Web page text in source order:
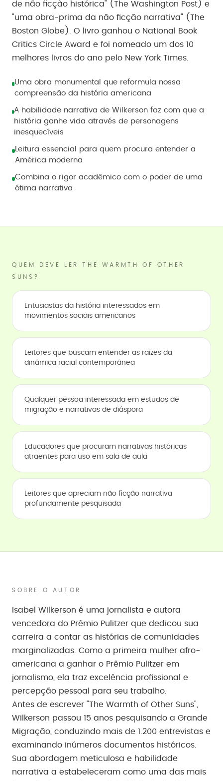
de não ficção histórica" (The Washington Post) e
"uma obra-prima da não ficção narrativa" (The
Boston Globe). O livro ganhou o National Book
Critics Circle Award e foi nomeado um dos 10
melhores livros do ano pelo New York Times.
Uma obra monumental que reformula nossa
compreensão da história americana
A habilidade narrativa de Wilkerson faz com que a
história ganhe vida através de personagens
inesquecíveis
Leitura essencial para quem procura entender a
América moderna
Combina o rigor acadêmico com o poder de uma
ótima narrativa
QUEM DEVE LER THE WARMTH OF OTHER
SUNS?
Entusiastas da história interessados em
movimentos sociais americanos
Leitores que buscam entender as raízes da
dinâmica racial contemporânea
Qualquer pessoa interessada em estudos de
migração e narrativas de diáspora
Educadores que procuram narrativas históricas
atraentes para uso em sala de aula
Leitores que apreciam não ficção narrativa
profundamente pesquisada
SOBRE O AUTOR
Isabel Wilkerson é uma jornalista e autora
vencedora do Prêmio Pulitzer que dedicou sua
carreira a contar as histórias de comunidades
marginalizadas. Como a primeira mulher afro-
americana a ganhar o Prêmio Pulitzer em
jornalismo, ela traz excelência profissional e
percepção pessoal para seu trabalho.
Antes de escrever "The Warmth of Other Suns",
Wilkerson passou 15 anos pesquisando a Grande
Migração, conduzindo mais de 1.200 entrevistas e
examinando inúmeros documentos históricos.
Sua abordagem meticulosa e habilidade
narrativa a estabeleceram como uma das mais